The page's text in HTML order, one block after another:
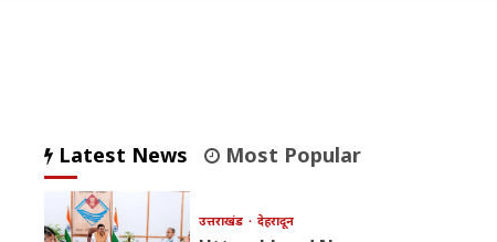
Latest News Most Popular
उत्तराखंड देहरादून